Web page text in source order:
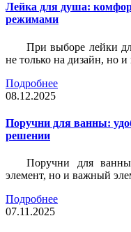
Лейка для душа:
режимами
При выборе лейки
не только на дизайн, но
Подробнее
08.12.2025
Поручни для ванны:
решении
Поручни для
элемент, но и важный
Подробнее
07.11.2025